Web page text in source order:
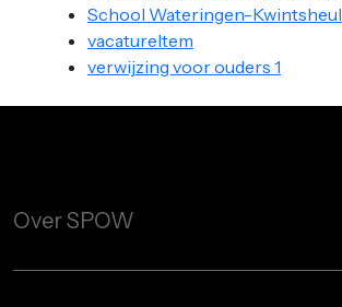
School Wateringen-Kwintsheul
vacatureItem
verwijzing voor ouders 1
Over SPOW